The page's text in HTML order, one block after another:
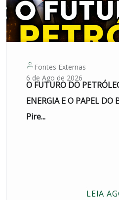
Fontes Externas
6 de Ago de 2026
O FUTURO DO
ENERGIA E O PAPEL
Pire...
LEIA